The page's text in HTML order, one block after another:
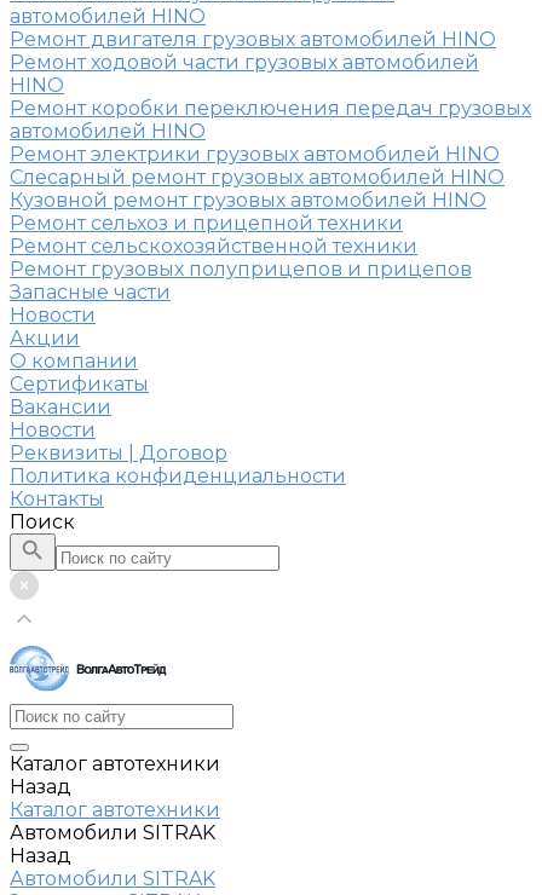
автомобилей HINO
Ремонт двигателя грузовых автомобилей HINO
Ремонт ходовой части грузовых автомобилей
HINO
Ремонт коробки переключения передач грузовых
автомобилей HINO
Ремонт электрики грузовых автомобилей HINO
Слесарный ремонт грузовых автомобилей HINO
Кузовной ремонт грузовых автомобилей HINO
Ремонт сельхоз и прицепной техники
Ремонт сельскохозяйственной техники
Ремонт грузовых полуприцепов и прицепов
Запасные части
Новости
Акции
О компании
Сертификаты
Вакансии
Новости
Реквизиты | Договор
Политика конфиденциальности
Контакты
Поиск
Каталог автотехники
Назад
Каталог автотехники
Автомобили SITRAK
Назад
Автомобили SITRAK